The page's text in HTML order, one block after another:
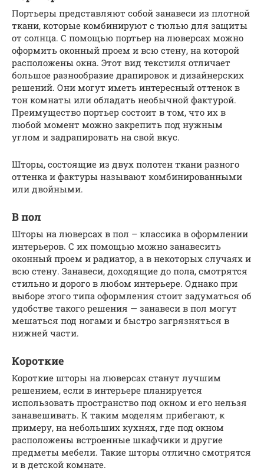
Портьеры представляют собой занавеси из плотной
ткани, которые комбинируют с тюлью для защиты
от солнца. С помощью портьер на люверсах можно
оформить оконный проем и всю стену, на которой
расположены окна. Этот вид текстиля отличает
большое разнообразие драпировок и дизайнерских
решений. Они могут иметь интересный оттенок в
тон комнаты или обладать необычной фактурой.
Преимущество портьер состоит в том, что их в
любой момент можно закрепить под нужным
углом и задрапировать на свой вкус.
Шторы, состоящие из двух полотен ткани разного
оттенка и фактуры называют комбинированными
или двойными.
В пол
Шторы на люверсах в пол – классика в оформлении
интерьеров. С их помощью можно занавесить
оконный проем и радиатор, а в некоторых случаях и
всю стену. Занавеси, доходящие до пола, смотрятся
стильно и дорого в любом интерьере. Однако при
выборе этого типа оформления стоит задуматься об
удобстве такого решения — занавеси в пол могут
мешаться под ногами и быстро загрязняться в
нижней части.
Короткие
Короткие шторы на люверсах станут лучшим
решением, если в интерьере планируется
использовать пространство под окном и его нельзя
занавешивать. К таким моделям прибегают, к
примеру, на небольших кухнях, где под окном
расположены встроенные шкафчики и другие
предметы мебели. Такие шторы отлично смотрятся
и в детской комнате.